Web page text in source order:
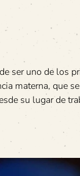
ser uno de los
materna, que
su lugar de